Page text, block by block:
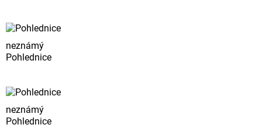
neznámý
Pohlednice
neznámý
Pohlednice